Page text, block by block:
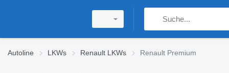
Autoline LKWs Renault LKWs Renault Premium